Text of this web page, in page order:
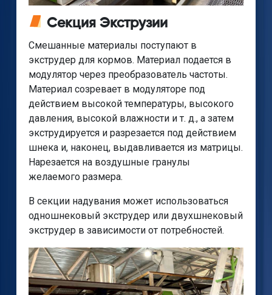
Секция Экструзии
Смешанные материалы поступают в
экструдер для кормов. Материал подается в
модулятор через преобразователь частоты.
Материал созревает в модуляторе под
действием высокой температуры, высокого
давления, высокой влажности и т. д., а затем
экструдируется и разрезается под действием
шнека и, наконец, выдавливается из матрицы.
Нарезается на воздушные гранулы
желаемого размера.
В секции надувания может использоваться
одношнековый экструдер или двухшнековый
экструдер в зависимости от потребностей.